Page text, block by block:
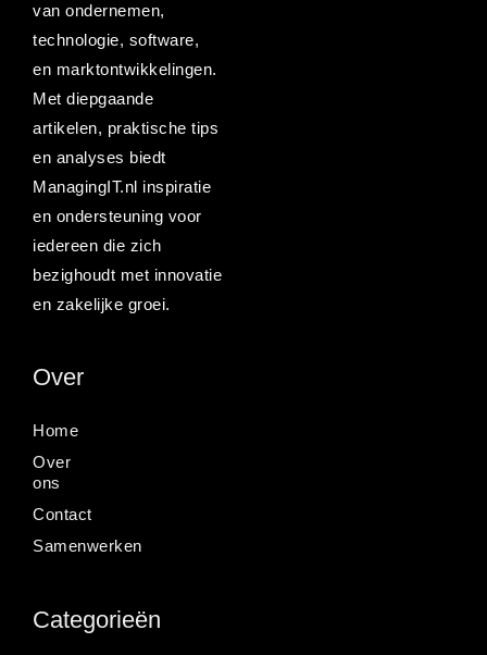
van ondernemen,
technologie, software,
en marktontwikkelingen.
Met diepgaande
artikelen, praktische tips
en analyses biedt
ManagingIT.nl inspiratie
en ondersteuning voor
iedereen die zich
bezighoudt met innovatie
en zakelijke groei.
Over
Home
Over
ons
Contact
Samenwerken
Categorieën